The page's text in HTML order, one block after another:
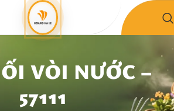
VÒI NƯỚC –
57111